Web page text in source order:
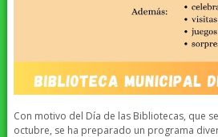
Con motivo del Día de las Bibliotecas, que
octubre, se ha preparado un programa